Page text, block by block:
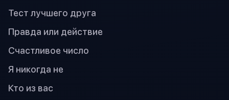
Тест лучшего друга
Правда или действие
Счастливое число
Я никогда не
Кто из вас